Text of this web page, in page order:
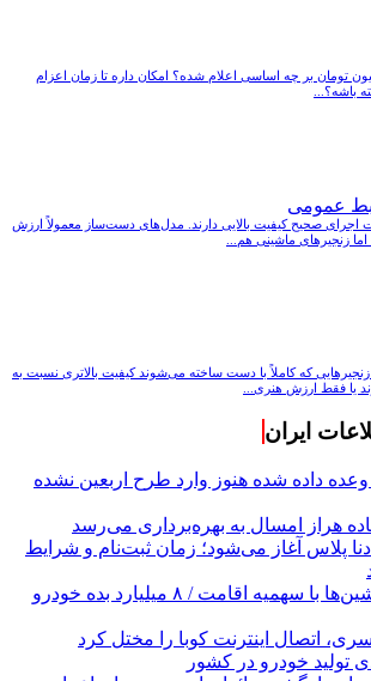
۷۸ تا ۸۵ میلیون تومان بر چه اساسی اعلام شده؟ امکان داره تا زمان اعزام
باشه؟...
عمومی
صحیح کیفیت بالایی دارند. مدل‌های دست‌ساز معمولاً ارزش
زنجیرهای ماشینی هم...
که کاملاً با دست ساخته می‌شوند کیفیت بالاتری نسبت به
یا فقط ارزش هنری...
ایران
وعده داده شده هنوز وارد طرح اربعین نشده
هراز امسال به بهره‌برداری می‌رسد
پلاس آغاز می‌شود؛ زمان ثبت‌نام و شرایط
کاسبی خارج‌نشین‌ها با سهمیه اقامت / ۸ میلیارد بده خودرو
اتصال اینترنت کوبا را مختل کرد